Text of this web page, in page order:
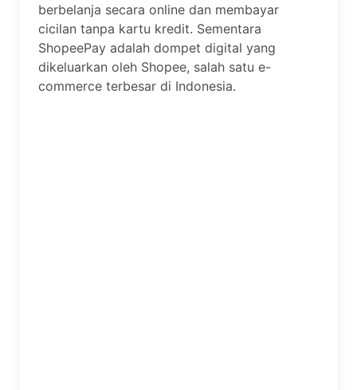
berbelanja secara online dan membayar
cicilan tanpa kartu kredit. Sementara
ShopeePay adalah dompet digital yang
dikeluarkan oleh Shopee, salah satu e-
commerce terbesar di Indonesia.